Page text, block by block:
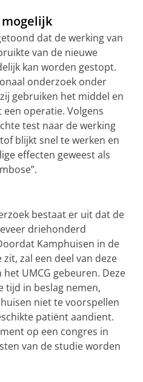
dat de werking van
van de nieuwe
kan worden gestopt.
onderzoek onder
gebruiken het middel en
operatie. Volgens
test naar de werking
blijkt snel te werken en
effecten geweest als
bestaat er uit dat de
driehonderd
Kamphuisen in de
zal een deel van deze
UMCG gebeuren. Deze
tijd in beslag nemen,
niet te voorspellen
patiënt aandient.
op een congres in
van de studie worden